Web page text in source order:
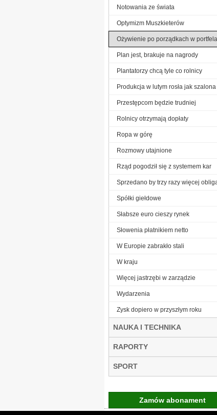
Notowania ze świata
Optymizm Muszkieterów
Ożywienie po porządkach w
Plan jest, brakuje na nagrody
Plantatorzy chcą tyle co rolnicy
Produkcja w lutym rosła jak szalona
Przestępcom będzie trudniej
Rolnicy otrzymają dopłaty
Ropa w górę
Rozmowy utajnione
Rząd pogodził się z systemem kar
Sprzedano by trzy razy więcej
Spółki giełdowe
Słabsze euro cieszy rynek
Słowenia płatnikiem netto
W Europie zabrakło stali
W kraju
Więcej jastrzębi w zarządzie
Wydarzenia
Zysk dopiero w przyszłym roku
NAUKA I TECHNIKA
RAPORTY
SPORT
Zamów abonament